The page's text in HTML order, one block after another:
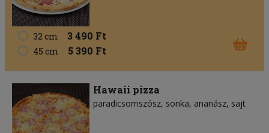
32 cm 3 490 Ft
45 cm 5 390 Ft
Hawaii pizza
paradicsomszósz sonka ananász sajt